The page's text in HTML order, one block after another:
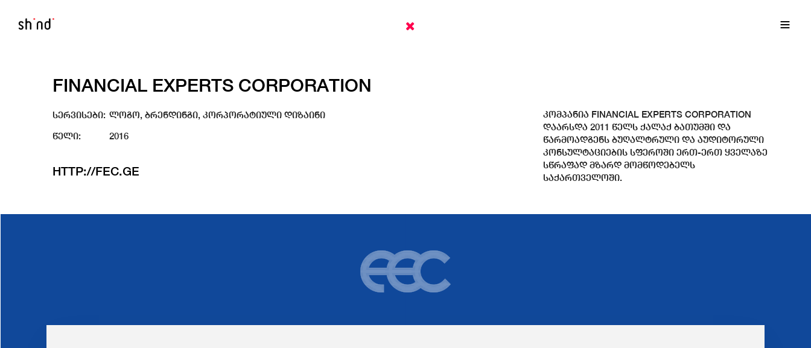
FINANCIAL EXPERTS CORPORATION
სერვისები: ლოგო, ბრენდინგი, კორპორატიული დიზაინი
წელი: 2016
HTTP://FEC.GE
კომპანია FINANCIAL EXPERTS CORPORATION
დაარსდა 2011 წელს ქალაქ ბათუმში და
წარმოადგენს ბუღალტრული და აუდიტორული
კონსულტაციების სფეროში ერთ-ერთ ყველაზე
სწრაფად მზარდ მომწოდებელს
საქართველოში.